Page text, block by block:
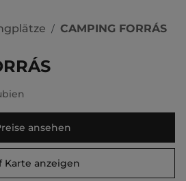
/ CAMPING FORRÁS
ansehen
Karte anzeigen